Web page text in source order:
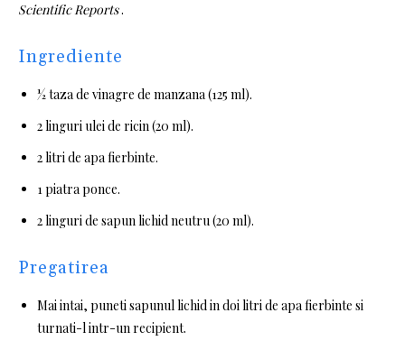
Scientific Reports.
Ingrediente
½ taza de vinagre de manzana (125 ml).
2 linguri ulei de ricin (20 ml).
2 litri de apa fierbinte.
1 piatra ponce.
2 linguri de sapun lichid neutru (20 ml).
Pregatirea
Mai intai, puneti sapunul lichid in doi litri de apa fierbinte si
turnati-l intr-un recipient.